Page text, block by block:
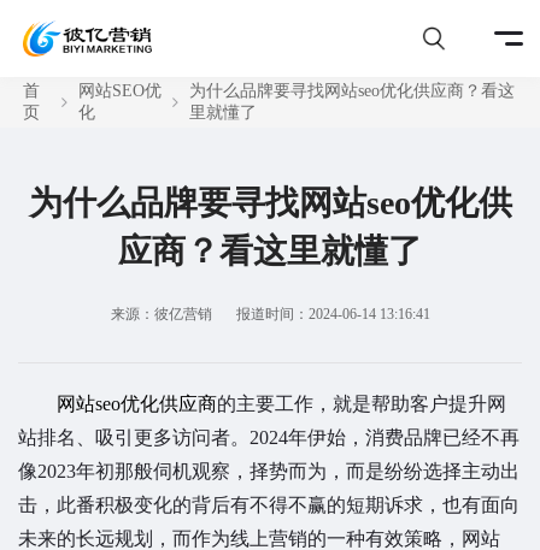
首
页
网站SEO优
化
为什么品牌要寻找网站seo优化供应商？看这
里就懂了
为什么品牌要寻找网站seo优化供
应商？看这里就懂了
来源：彼亿营销 报道时间：2024-06-14 13:16:41
网站seo优化供应商的主要工作，就是帮助客户提升网
站排名、吸引更多访问者。2024年伊始，消费品牌已经不再
像2023年初那般伺机观察，择势而为，而是纷纷选择主动出
击，此番积极变化的背后有不得不赢的短期诉求，也有面向
未来的长远规划，而作为线上营销的一种有效策略，网站